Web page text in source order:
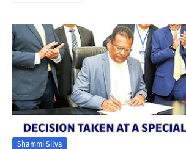
Shammi Silva